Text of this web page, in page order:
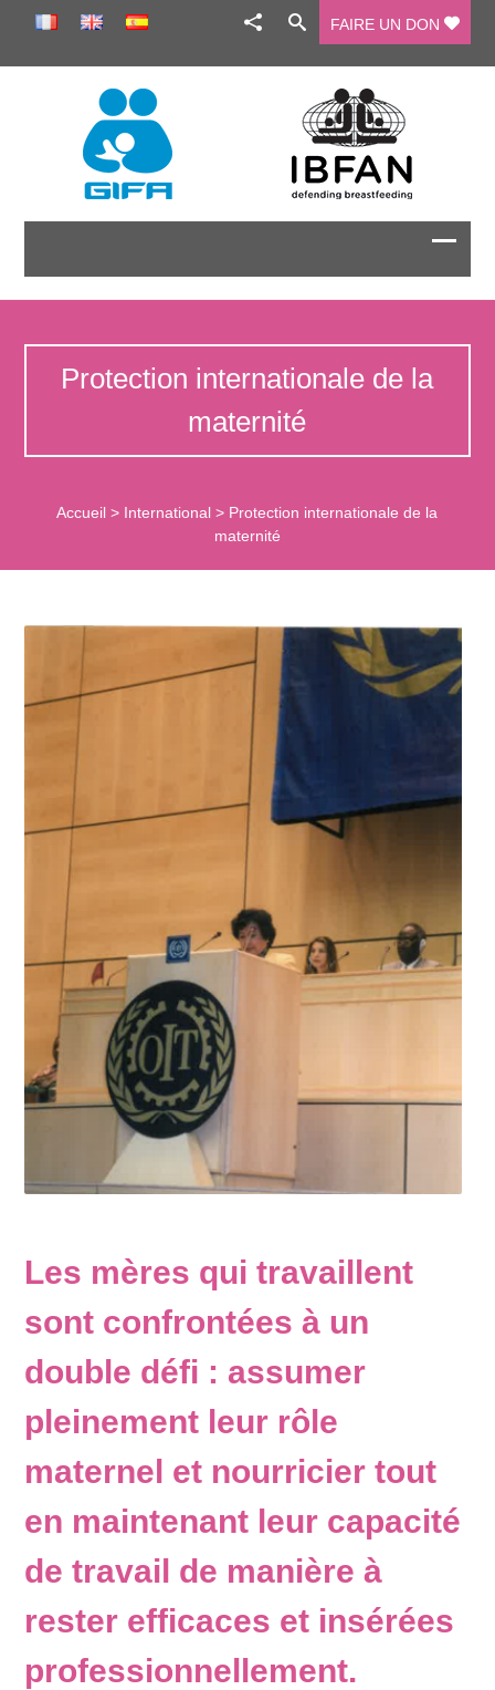
FAIRE UN DON
Protection internationale de la
maternité
Accueil > International > Protection internationale de la
maternité
Les mères qui travaillent
sont confrontées à un
double défi : assumer
pleinement leur rôle
maternel et nourricier tout
en maintenant leur capacité
de travail de manière à
rester efficaces et insérées
professionnellement.